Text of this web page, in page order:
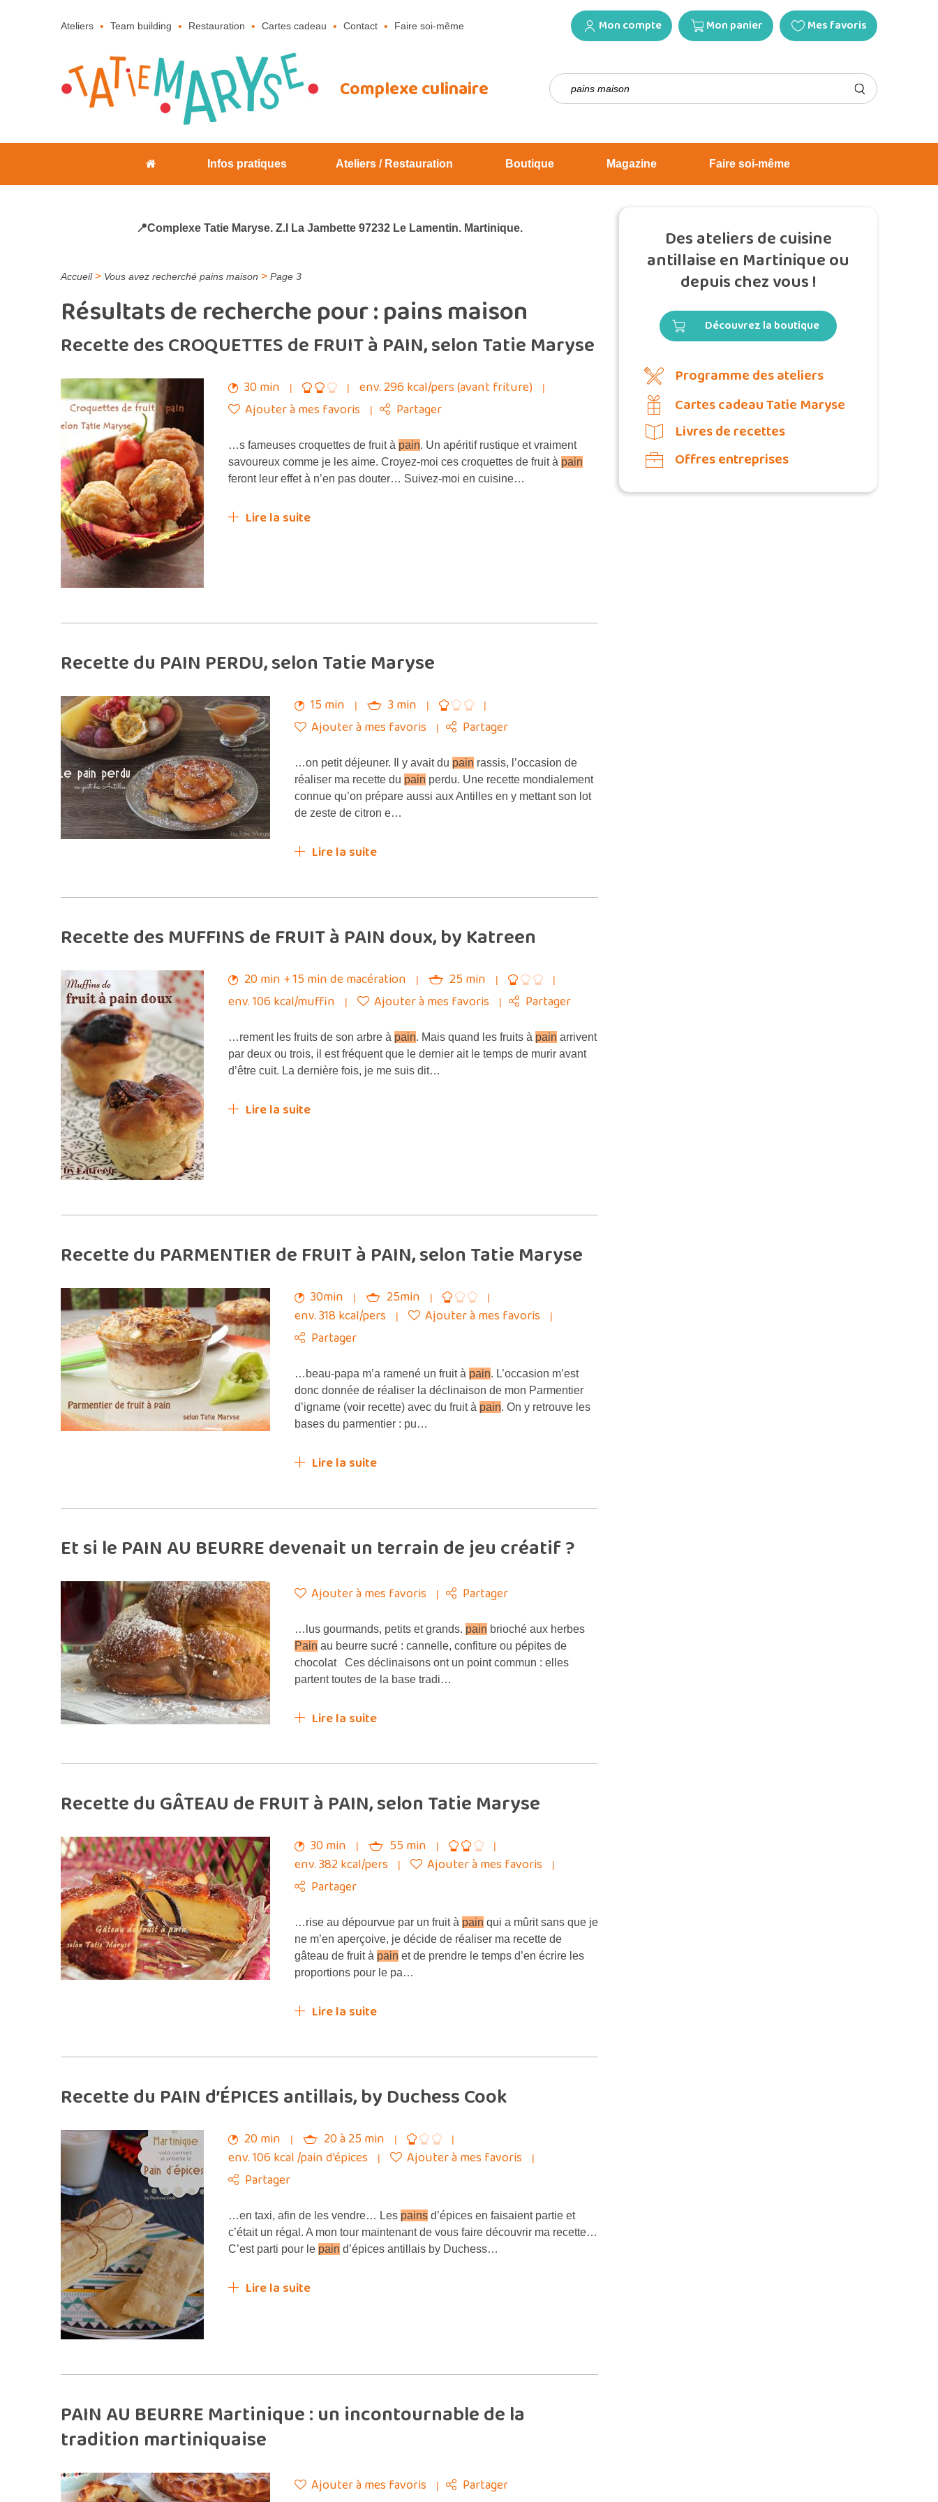
Ateliers Team building Restauration Cartes cadeau Contact Faire soi-même Mon compte Mon panier Mes favoris
Complexe culinaire Rechercher :
Infos pratiques Ateliers / Restauration Boutique Magazine Faire soi-même
📍Complexe Tatie Maryse. Z.I La Jambette 97232 Le Lamentin. Martinique.
Accueil> Vous avez recherché pains maison > Page 3
Résultats de recherche pour :pains maison
Recette des CROQUETTES de FRUIT à PAIN, selon Tatie Maryse
30 min
env. 296 kcal/pers (avant friture)
Ajouter à mes favoris
Partager
…s fameuses croquettes de fruit à pain. Un apéritif rustique et vraiment
savoureux comme je les aime. Croyez-moi ces croquettes de fruit à pain
feront leur effet à n’en pas douter… Suivez-moi en cuisine…
Lire la suite
Recette du PAIN PERDU, selon Tatie Maryse
15 min
3 min
Ajouter à mes favoris
Partager
…on petit déjeuner. Il y avait du pain rassis, l’occasion de
réaliser ma recette du pain perdu. Une recette mondialement
connue qu’on prépare aussi aux Antilles en y mettant son lot
de zeste de citron e…
Lire la suite
Recette des MUFFINS de FRUIT à PAIN doux, by Katreen
20 min + 15 min de macération
25 min
env. 106 kcal/muffin
Ajouter à mes favoris Partager
…rement les fruits de son arbre à pain. Mais quand les fruits à pain arrivent
par deux ou trois, il est fréquent que le dernier ait le temps de murir avant
d’être cuit. La dernière fois, je me suis dit…
Lire la suite
Recette du PARMENTIER de FRUIT à PAIN, selon Tatie Maryse
30min
25min
env. 318 kcal/pers
Ajouter à mes favoris
Partager
…beau-papa m’a ramené un fruit à pain. L’occasion m’est
donc donnée de réaliser la déclinaison de mon Parmentier
d’igname (voir recette) avec du fruit à pain. On y retrouve les
bases du parmentier : pu…
Lire la suite
Et si le PAIN AU BEURRE devenait un terrain de jeu créatif ?
Ajouter à mes favoris Partager
…lus gourmands, petits et grands. pain brioché aux herbes
Pain au beurre sucré : cannelle, confiture ou pépites de
chocolat Ces déclinaisons ont un point commun : elles
partent toutes de la base tradi…
Lire la suite
Recette du GÂTEAU de FRUIT à PAIN, selon Tatie Maryse
30 min
55 min
env. 382 kcal/pers
Ajouter à mes favoris
Partager
…rise au dépourvue par un fruit à pain qui a mûrit sans que je
ne m’en aperçoive, je décide de réaliser ma recette de
gâteau de fruit à pain et de prendre le temps d’en écrire les
proportions pour le pa…
Lire la suite
Recette du PAIN d’ÉPICES antillais, by Duchess Cook
20 min
20 à 25 min
env. 106 kcal /pain d'épices
Ajouter à mes favoris
Partager
…en taxi, afin de les vendre… Les pains d’épices en faisaient partie et
c’était un régal. A mon tour maintenant de vous faire découvrir ma recette…
C’est parti pour le pain d’épices antillais by Duchess…
Lire la suite
PAIN AU BEURRE Martinique : un incontournable de la
tradition martiniquaise
Ajouter à mes favoris Partager
Des ateliers de cuisine
antillaise en Martinique ou
depuis chez vous !
Découvrez la boutique
Programme des ateliers
Cartes cadeau Tatie Maryse
Livres de recettes
Offres entreprises